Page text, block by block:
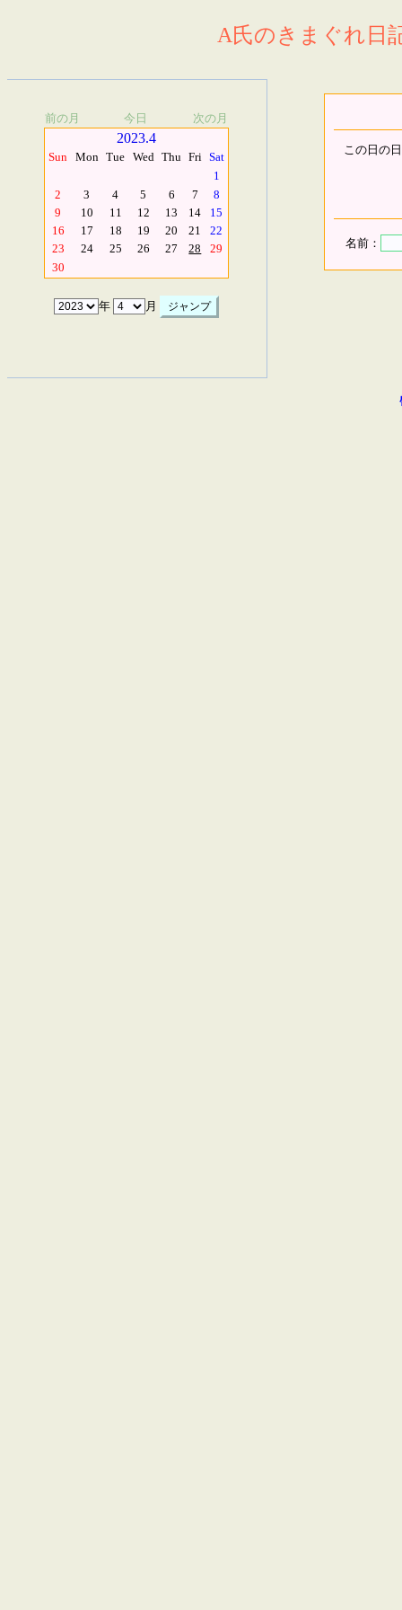
A氏のきまぐれ日
前の月 今日 次の月
2023.4
Sun Mon Tue Wed Thu Fri Sat
1
2
3 4 5 6 7
8
9
10 11 12 13 14
15
16
17 18 19 20 21
22
23
24 25 26 27 28
29
30
年 月
この日の
名前：